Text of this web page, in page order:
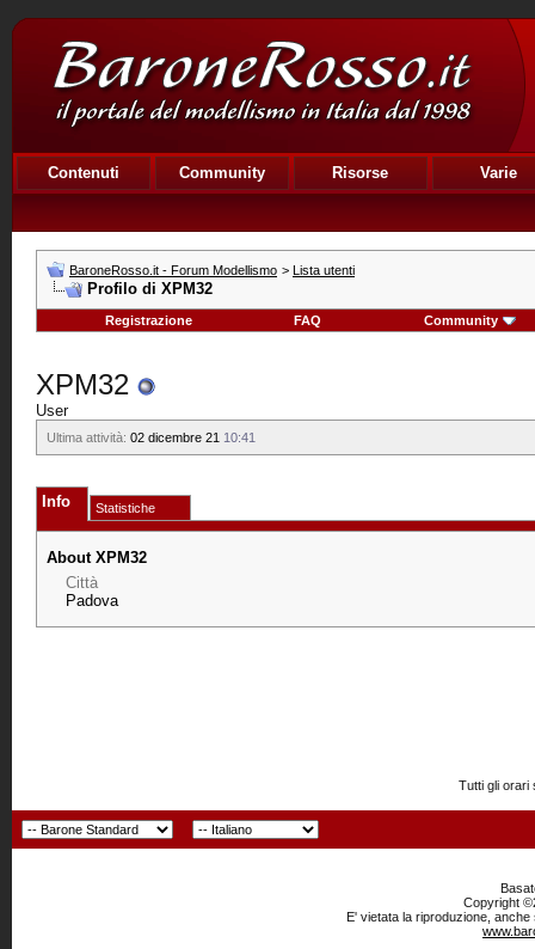
Contenuti Community Risorse Varie
BaroneRosso.it - Forum Modellismo > Lista utenti
Profilo di XPM32
Registrazione FAQ Community
XPM32
User
Ultima attività: 02 dicembre 21 10:41
Info Statistiche
About XPM32
Città
Padova
Tutti gli orari
Copyright
E' vietata la riproduzione,